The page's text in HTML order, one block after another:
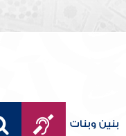
بنين وبنات